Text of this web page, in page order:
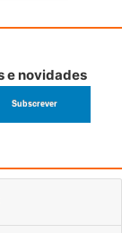
e novidades